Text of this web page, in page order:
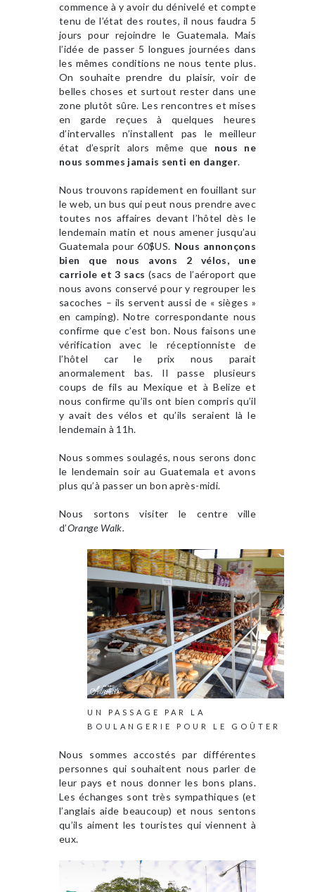
commence à y avoir du dénivelé et compte
tenu de l’état des routes, il nous faudra 5
jours pour rejoindre le Guatemala. Mais
l’idée de passer 5 longues journées dans
les mêmes conditions ne nous tente plus.
On souhaite prendre du plaisir, voir de
belles choses et surtout rester dans une
zone plutôt sûre. Les rencontres et mises
en garde reçues à quelques heures
d’intervalles n’installent pas le meilleur
état d’esprit alors même que nous ne
nous sommes jamais senti en danger.
Nous trouvons rapidement en fouillant sur
le web, un bus qui peut nous prendre avec
toutes nos affaires devant l’hôtel dès le
lendemain matin et nous amener jusqu’au
Guatemala pour 60$US. Nous annonçons
bien que nous avons 2 vélos, une
carriole et 3 sacs (sacs de l’aéroport que
nous avons conservé pour y regrouper les
sacoches – ils servent aussi de « sièges »
en camping). Notre correspondante nous
confirme que c’est bon. Nous faisons une
vérification avec le réceptionniste de
l’hôtel car le prix nous parait
anormalement bas. Il passe plusieurs
coups de fils au Mexique et à Belize et
nous confirme qu’ils ont bien compris qu’il
y avait des vélos et qu’ils seraient là le
lendemain à 11h.
Nous sommes soulagés, nous serons donc
le lendemain soir au Guatemala et avons
plus qu’à passer un bon après-midi.
Nous sortons visiter le centre ville
d’Orange Walk.
UN PASSAGE PAR LA
BOULANGERIE POUR LE GOÛTER
Nous sommes accostés par différentes
personnes qui souhaitent nous parler de
leur pays et nous donner les bons plans.
Les échanges sont très sympathiques (et
l’anglais aide beaucoup) et nous sentons
qu’ils aiment les touristes qui viennent à
eux.